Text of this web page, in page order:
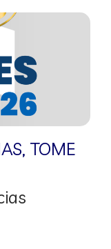
, TOME